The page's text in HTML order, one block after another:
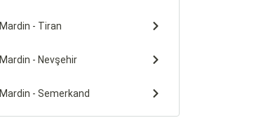
Mardin - Tiran
Mardin - Nevşehir
Mardin - Semerkand